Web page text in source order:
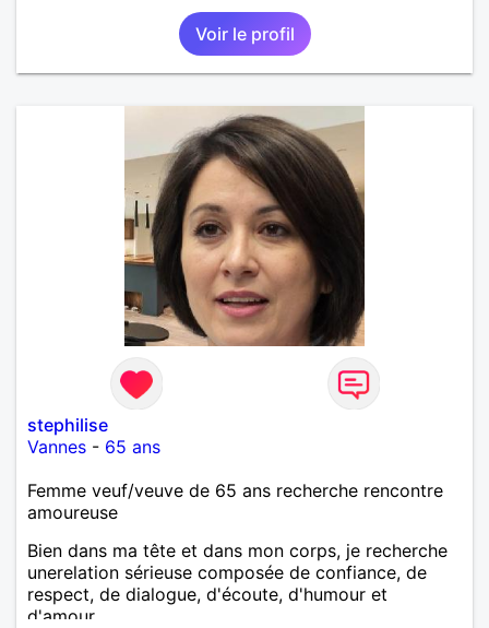
Voir le profil
stephilise
Vannes - 65 ans
Femme veuf/veuve de 65 ans recherche rencontre
amoureuse
Bien dans ma tête et dans mon corps, je recherche
unerelation sérieuse composée de confiance, de
respect, de dialogue, d'écoute, d'humour et
d'amour.